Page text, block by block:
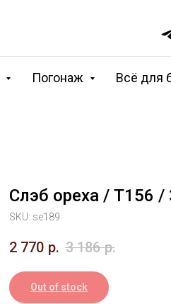
Погонаж Всё для
Слэб ореха / Т156
SKU: se189
2 770 р. 3 186 р.
Out of stock